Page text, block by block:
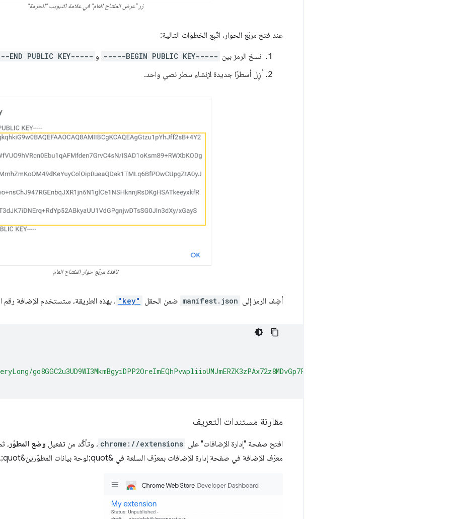
زر "عرض المفتاح العام" في علامة التبويب "الحزمة"
عند فتح مربّع الحوار، اتّبِع الخطوات التالية:
انسخ الرمز بين -----BEGIN PUBLIC KEY----- و END PUBLIC KEY-----
أزِل أسطرًا جديدة لإنشاء سطر نصي واحد.
نافذة مربّع حوار المفتاح العام
أضِف الرمز إلى manifest.json ضمن الحقل "key" . بهذه الطريقة، ستستخدم الإضافة رقم
مقارنة مستندات التعريف
افتح صفحة "إدارة الإضافات" على chrome://extensions ، وتأكَّد من تفعيل وضع المطوّر ،
معرّف الإضافة في صفحة إدارة الإضافات بمعرّف السلعة في &quot;لوحة بيانات المطوّرين&quot;. ويجب أن تكون متطابقة.